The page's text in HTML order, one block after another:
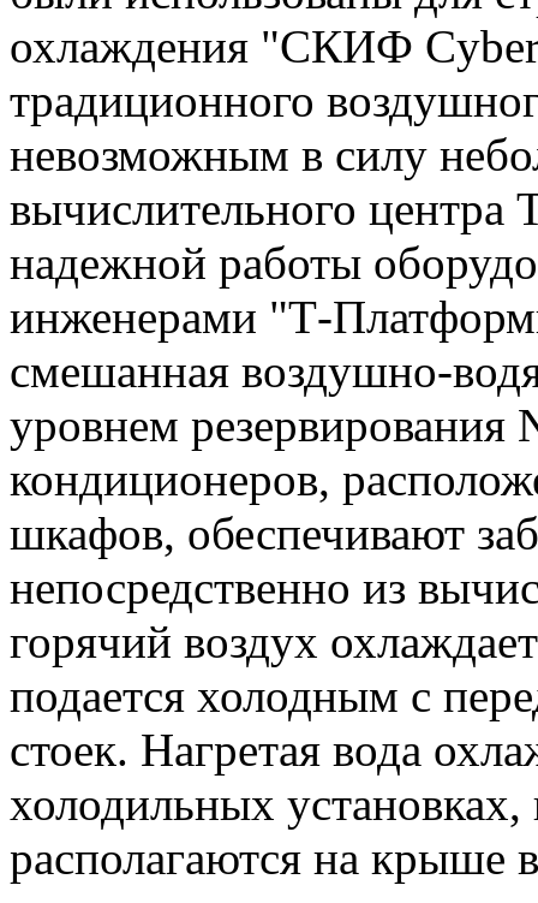
охлаждения "СКИФ
традиционного
невозможным в силу
вычислительного центра
надежной работы
инженерами "Т-
смешанная воздушно-
уровнем резервирования
кондиционеров,
шкафов, обеспечивают
непосредственно из
горячий воздух
подается холодным с
стоек. Нагретая вода
холодильных
располагаются на крыше